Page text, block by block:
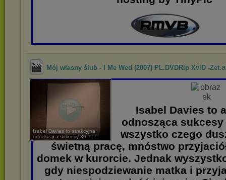
Mój własny ślub - I Me Wed (2007) PL.DVDRip XviD -Zet
Isabel Davies to atrakcyjna,
odnosząca sukcesy 30- l ...
Isabel Davies to
odnosząca sukcesy
wszystko czego
świetną pracę, mnóstwo
domek w kurorcie. Jednak
gdy niespodziewanie matka i